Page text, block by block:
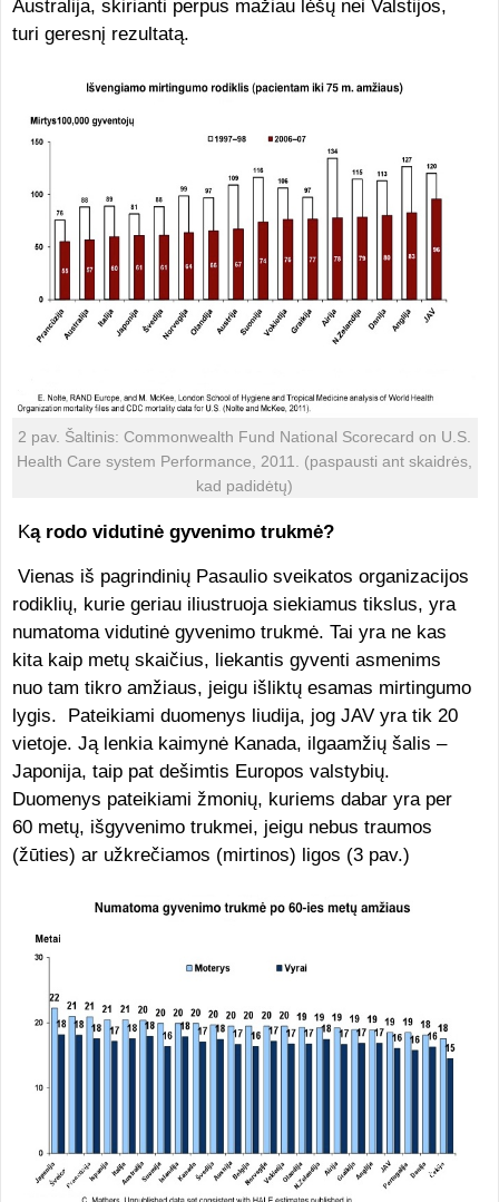
Australija, skirianti perpus mažiau lėšų nei Valstijos,
turi geresnį rezultatą.
2 pav. Šaltinis: Commonwealth Fund National Scorecard on U.S.
Health Care system Performance, 2011. (paspausti ant skaidrės,
kad padidėtų)
Ką rodo vidutinė gyvenimo trukmė?
Vienas iš pagrindinių Pasaulio sveikatos organizacijos
rodiklių, kurie geriau iliustruoja siekiamus tikslus, yra
numatoma vidutinė gyvenimo trukmė. Tai yra ne kas
kita kaip metų skaičius, liekantis gyventi asmenims
nuo tam tikro amžiaus, jeigu išliktų esamas mirtingumo
lygis. Pateikiami duomenys liudija, jog JAV yra tik 20
vietoje. Ją lenkia kaimynė Kanada, ilgaamžių šalis –
Japonija, taip pat dešimtis Europos valstybių.
Duomenys pateikiami žmonių, kuriems dabar yra per
60 metų, išgyvenimo trukmei, jeigu nebus traumos
(žūties) ar užkrečiamos (mirtinos) ligos (3 pav.)